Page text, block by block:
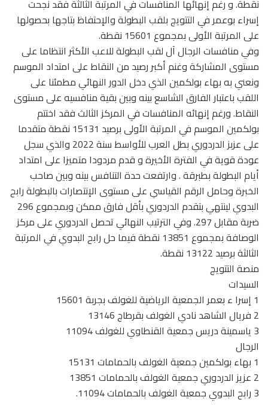
نقطة. و رغم إنهائها المنافسات في المرتبة الثالثة فقد نجحت
إسراء بوعمر في التتويج بلقب البطولة والإحتفاظ بتاجها بحصولها
على المرتبة الأولى بمجموع 15601 نقطة.
وفي منافسات الرجال آل لقب البطولة للاعب الأكثر انتظاما على
مستوى المشاركة وغنم أكبر رصيد من النقاط على امتداد الموسم
ونعني به بهاء بولكمين الذي دخل الدور النهائي مطمئنا على
اللقب باعتبار الفارق الشاسع بينه وبين بقية منافسيه على مستوى
النقاط. ورغم إنهائه المنافسات في المركز الثالث فقد اختتم
بولكمين الموسم في المرتبة الأولى برصيد 15131 نقطة متقدما
على عزبز الدردوري بطل العرب للأواسط سنة 2022 والذي سجل
عودة قوية في الفترة الأخيرة و قدم مردودا متميزا على امتداد
أيام البطولة بطبرقة . وارتفعت حدة التنافس بينه وبين صاحب
الخبرة وحامل الرقم القياسي على مستوى الإنتصارات بالبطولة رابح
البدوي لينتهي بتقدم الدردوري بأقل فارق ممكن وبمجموع 296
ضربة مقابل 297. وفي الترتيب النهائي تحصل الدردوري على مركز
الوصافة بمجموع 13851 نقطة فيما حل رابح البدوي في المرتبة
الثالثة برصيد 13122 نقطة.
منصة التتويج
السيدات
1 إسرا ء بعمر الجمعية الرياضية للغولف بجربة 15601
2 فريال الشاهد نادي الغولف بقرطاج 13146
3 ياسمينة دريس جمعية القنطاوي للغولف 11094
الرجال
1 بهاء بولكمين جمعية الغولف بالحمامات 15131
2 عزيز الدردوري جمعية الغولف بالحمامات 13851
3 رابح البدوي جمعية الغولف بالحمامات 11094.